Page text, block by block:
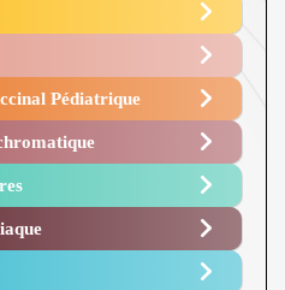
Pédiatrique